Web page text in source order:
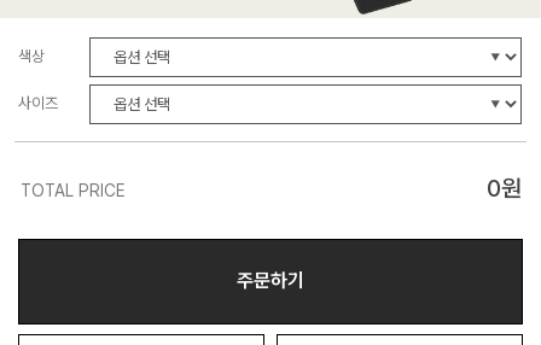
색상
사이즈
TOTAL PRICE 0원
주문하기